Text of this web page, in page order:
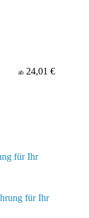
ab 24,01 €
für Ihr